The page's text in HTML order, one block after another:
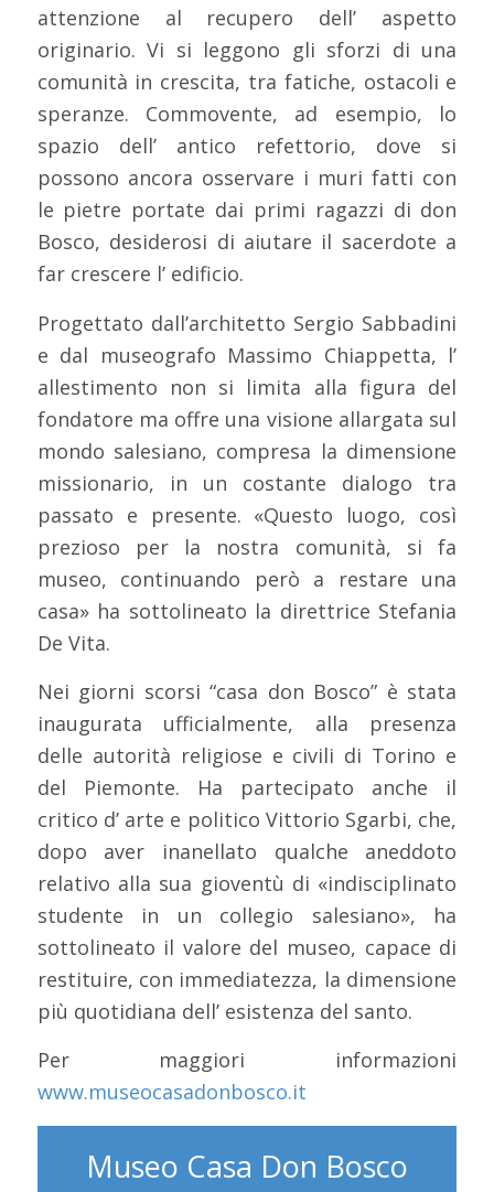
attenzione al recupero dell’ aspetto
originario. Vi si leggono gli sforzi di una
comunità in crescita, tra fatiche, ostacoli e
speranze. Commovente, ad esempio, lo
spazio dell’ antico refettorio, dove si
possono ancora osservare i muri fatti con
le pietre portate dai primi ragazzi di don
Bosco, desiderosi di aiutare il sacerdote a
far crescere l’ edificio.
Progettato dall’architetto Sergio Sabbadini
e dal museografo Massimo Chiappetta, l’
allestimento non si limita alla figura del
fondatore ma offre una visione allargata sul
mondo salesiano, compresa la dimensione
missionario, in un costante dialogo tra
passato e presente. «Questo luogo, così
prezioso per la nostra comunità, si fa
museo, continuando però a restare una
casa» ha sottolineato la direttrice Stefania
De Vita.
Nei giorni scorsi “casa don Bosco” è stata
inaugurata ufficialmente, alla presenza
delle autorità religiose e civili di Torino e
del Piemonte. Ha partecipato anche il
critico d’ arte e politico Vittorio Sgarbi, che,
dopo aver inanellato qualche aneddoto
relativo alla sua gioventù di «indisciplinato
studente in un collegio salesiano», ha
sottolineato il valore del museo, capace di
restituire, con immediatezza, la dimensione
più quotidiana dell’ esistenza del santo.
Per maggiori informazioni
www.museocasadonbosco.it
Museo Casa Don Bosco